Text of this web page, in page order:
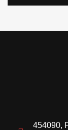
454090,